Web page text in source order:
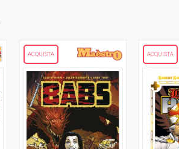
ACQUISTA ACQUISTA